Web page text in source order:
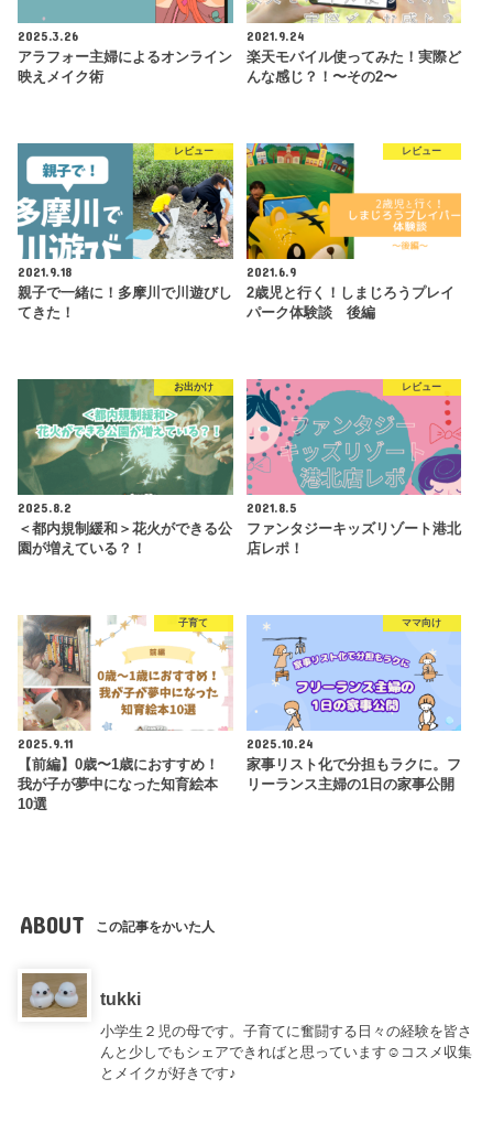
2025.3.26
アラフォー主婦によるオンライン
映えメイク術
2021.9.24
楽天モバイル使ってみた！実際ど
んな感じ？！〜その2〜
レビュー
2021.9.18
親子で一緒に！多摩川で川遊びし
てきた！
レビュー
2021.6.9
2歳児と行く！しまじろうプレイ
パーク体験談 後編
お出かけ
2025.8.2
＜都内規制緩和＞花火ができる公
園が増えている？！
レビュー
2021.8.5
ファンタジーキッズリゾート港北
店レポ！
子育て
2025.9.11
【前編】0歳〜1歳におすすめ！
我が子が夢中になった知育絵本
10選
ママ向け
2025.10.24
家事リスト化で分担もラクに。フ
リーランス主婦の1日の家事公開
ABOUT この記事をかいた人
tukki
小学生２児の母です。子育てに奮闘する日々の経験を皆さ
んと少しでもシェアできればと思っています☺コスメ収集
とメイクが好きです♪